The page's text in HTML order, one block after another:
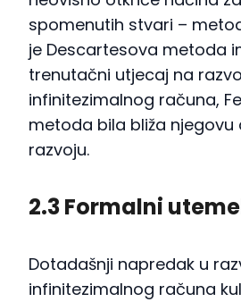
spomenutih stvari –
je Descartesova metoda
trenutačni utjecaj na
infinitezimalnog računa,
metoda bila bliža njegovu
razvoju.
2.3 Formalni
Dotadašnji napredak u
infinitezimalnog računa